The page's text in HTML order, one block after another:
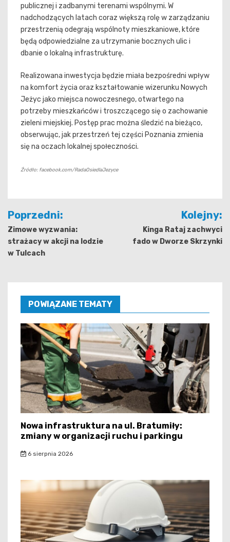
publicznej i zadbanymi terenami wspólnymi. W
nadchodzących latach coraz większą rolę w zarządzaniu
przestrzenią odegrają wspólnoty mieszkaniowe, które
będą odpowiedzialne za utrzymanie bocznych ulic i
dbanie o lokalną infrastrukturę.
Realizowana inwestycja będzie miała bezpośredni wpływ
na komfort życia oraz kształtowanie wizerunku Nowych
Jeżyc jako miejsca nowoczesnego, otwartego na
potrzeby mieszkańców i troszczącego się o zachowanie
zieleni miejskiej. Postęp prac można śledzić na bieżąco,
obserwując, jak przestrzeń tej części Poznania zmienia
się na oczach lokalnej społeczności.
Źródło: facebook.com/RadaOsiedlaJezyce
Nawigacja
wpisu
Poprzedni:
Zimowe wyzwania:
strażacy w akcji na lodzie
w Tulcach
Kolejny:
Kinga Rataj zachwyci
fado w Dworze Skrzynki
POWIĄZANE TEMATY
Nowa infrastruktura na ul. Bratumiły:
zmiany w organizacji ruchu i parkingu
6 sierpnia 2026